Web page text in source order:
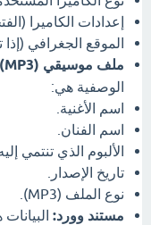
إعدادات الكاميرا
الموقع الجغرافي (إذا
ملف موسيقي (MP3):
الوصفية هي:
اسم الأغنية.
اسم الفنان.
الألبوم الذي تنتمي إليه
تاريخ الإصدار.
نوع الملف (MP3).
مستند وورد: